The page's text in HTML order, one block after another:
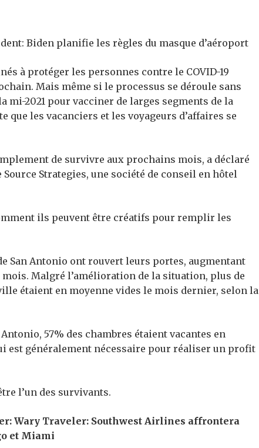
Biden planifie les règles du masque d’aéroport
à protéger les personnes contre le COVID-19
Mais même si le processus se déroule sans
mi-2021 pour vacciner de larges segments de la
les vacanciers et les voyageurs d’affaires se
de survivre aux prochains mois, a déclaré
Strategies, une société de conseil en hôtel
ils peuvent être créatifs pour remplir les
San Antonio ont rouvert leurs portes, augmentant
Malgré l’amélioration de la situation, plus de
étaient en moyenne vides le mois dernier, selon la
57% des chambres étaient vacantes en
est généralement nécessaire pour réaliser un profit
l’un des survivants.
Wary Traveler: Southwest Airlines affrontera
et Miami